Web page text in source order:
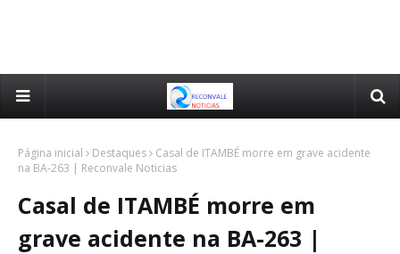
Página inicial Destaques
Casal de ITAMBÉ morre em grave acidente
na BA-263 | Reconvale Noticias
Casal de ITAMBÉ morre em
grave acidente na BA-263 |